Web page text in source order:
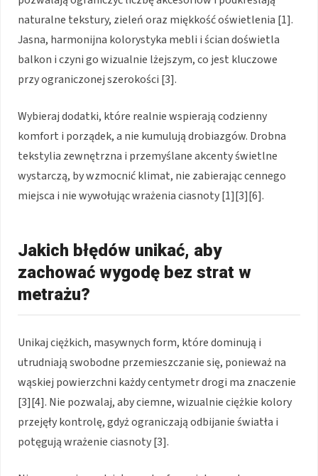
naturalne tekstury, zieleń oraz miękkość oświetlenia [1].
Jasna, harmonijna kolorystyka mebli i ścian doświetla
balkon i czyni go wizualnie lżejszym, co jest kluczowe
przy ograniczonej szerokości [3].
Wybieraj dodatki, które realnie wspierają codzienny
komfort i porządek, a nie kumulują drobiazgów. Drobna
tekstylia zewnętrzna i przemyślane akcenty świetlne
wystarczą, by wzmocnić klimat, nie zabierając cennego
miejsca i nie wywołując wrażenia ciasnoty [1][3][6].
Jakich błędów unikać, aby
zachować wygodę bez strat w
metrażu?
Unikaj ciężkich, masywnych form, które dominują i
utrudniają swobodne przemieszczanie się, ponieważ na
wąskiej powierzchni każdy centymetr drogi ma znaczenie
[3][4]. Nie pozwalaj, aby ciemne, wizualnie ciężkie kolory
przejęły kontrolę, gdyż ograniczają odbijanie światła i
potęgują wrażenie ciasnoty [3].